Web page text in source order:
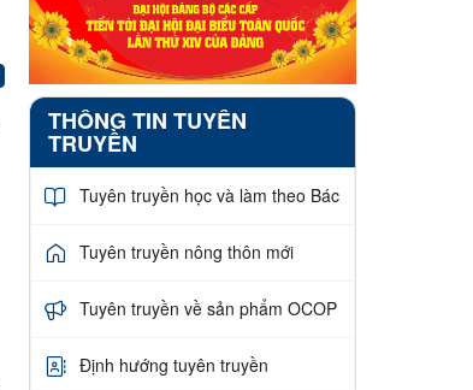
THÔNG TIN TUYÊN
TRUYỀN
Tuyên truyền học và làm theo Bác
Tuyên truyền nông thôn mới
Tuyên truyền về sản phẩm OCOP
Định hướng tuyên truyền